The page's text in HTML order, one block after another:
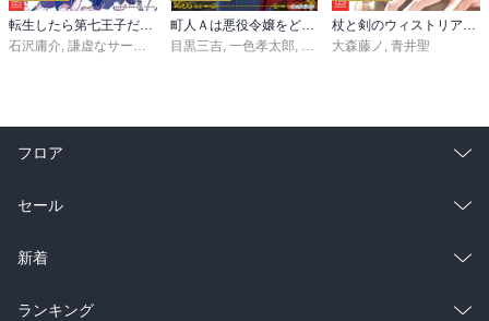
転生したら第七王子だったので、気ままに魔術を極めます（２４）
石沢庸介, 謙虚なサークル メル。
町人Ａは悪役令嬢をどうしても救いたい ～どぶと空と氷の姫君～１０【電子書店共通特典イラスト付】
目黒三吉, 一色孝太郎, Parum
杖と剣のウィストリア（１６）
大森藤ノ , 青井聖
フロア
総合
ラノベ
雑誌・グラビア
セール
総合
ラノベ
新着
総合
ランキング